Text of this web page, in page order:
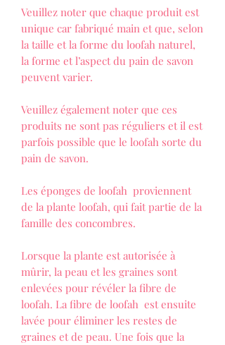
Veuillez noter que chaque produit est
unique car fabriqué main et que, selon
la taille et la forme du loofah naturel,
la forme et l’aspect du pain de savon
peuvent varier.
Veuillez également noter que ces
produits ne sont pas réguliers et il est
parfois possible que le loofah sorte du
pain de savon.
Les éponges de loofah proviennent
de la plante loofah, qui fait partie de la
famille des concombres.
Lorsque la plante est autorisée à
mûrir, la peau et les graines sont
enlevées pour révéler la fibre de
loofah. La fibre de loofah est ensuite
lavée pour éliminer les restes de
graines et de peau. Une fois que la